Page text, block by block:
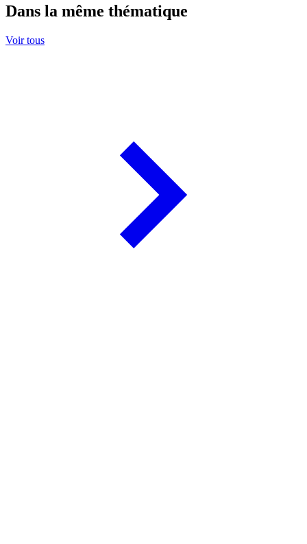
Dans la même thématique
Voir tous